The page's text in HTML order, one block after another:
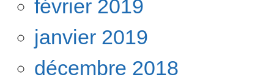
février 2019
janvier 2019
décembre 2018